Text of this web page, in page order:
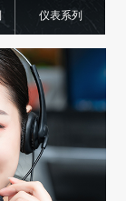
仪表系列